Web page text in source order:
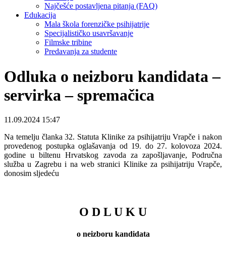
Najčešće postavljena pitanja (FAQ)
Edukacija
Mala škola forenzičke psihijatrije
Specijalističko usavršavanje
Filmske tribine
Predavanja za studente
Odluka o neizboru kandidata –
servirka – spremačica
11.09.2024 15:47
Na temelju članka 32. Statuta Klinike za psihijatriju Vrapče i nakon
provedenog postupka oglašavanja od 19. do 27. kolovoza 2024.
godine u biltenu Hrvatskog zavoda za zapošljavanje, Područna
služba u Zagrebu i na web stranici Klinike za psihijatriju Vrapče,
donosim sljedeću
O D L U K U
o neizboru kandidata